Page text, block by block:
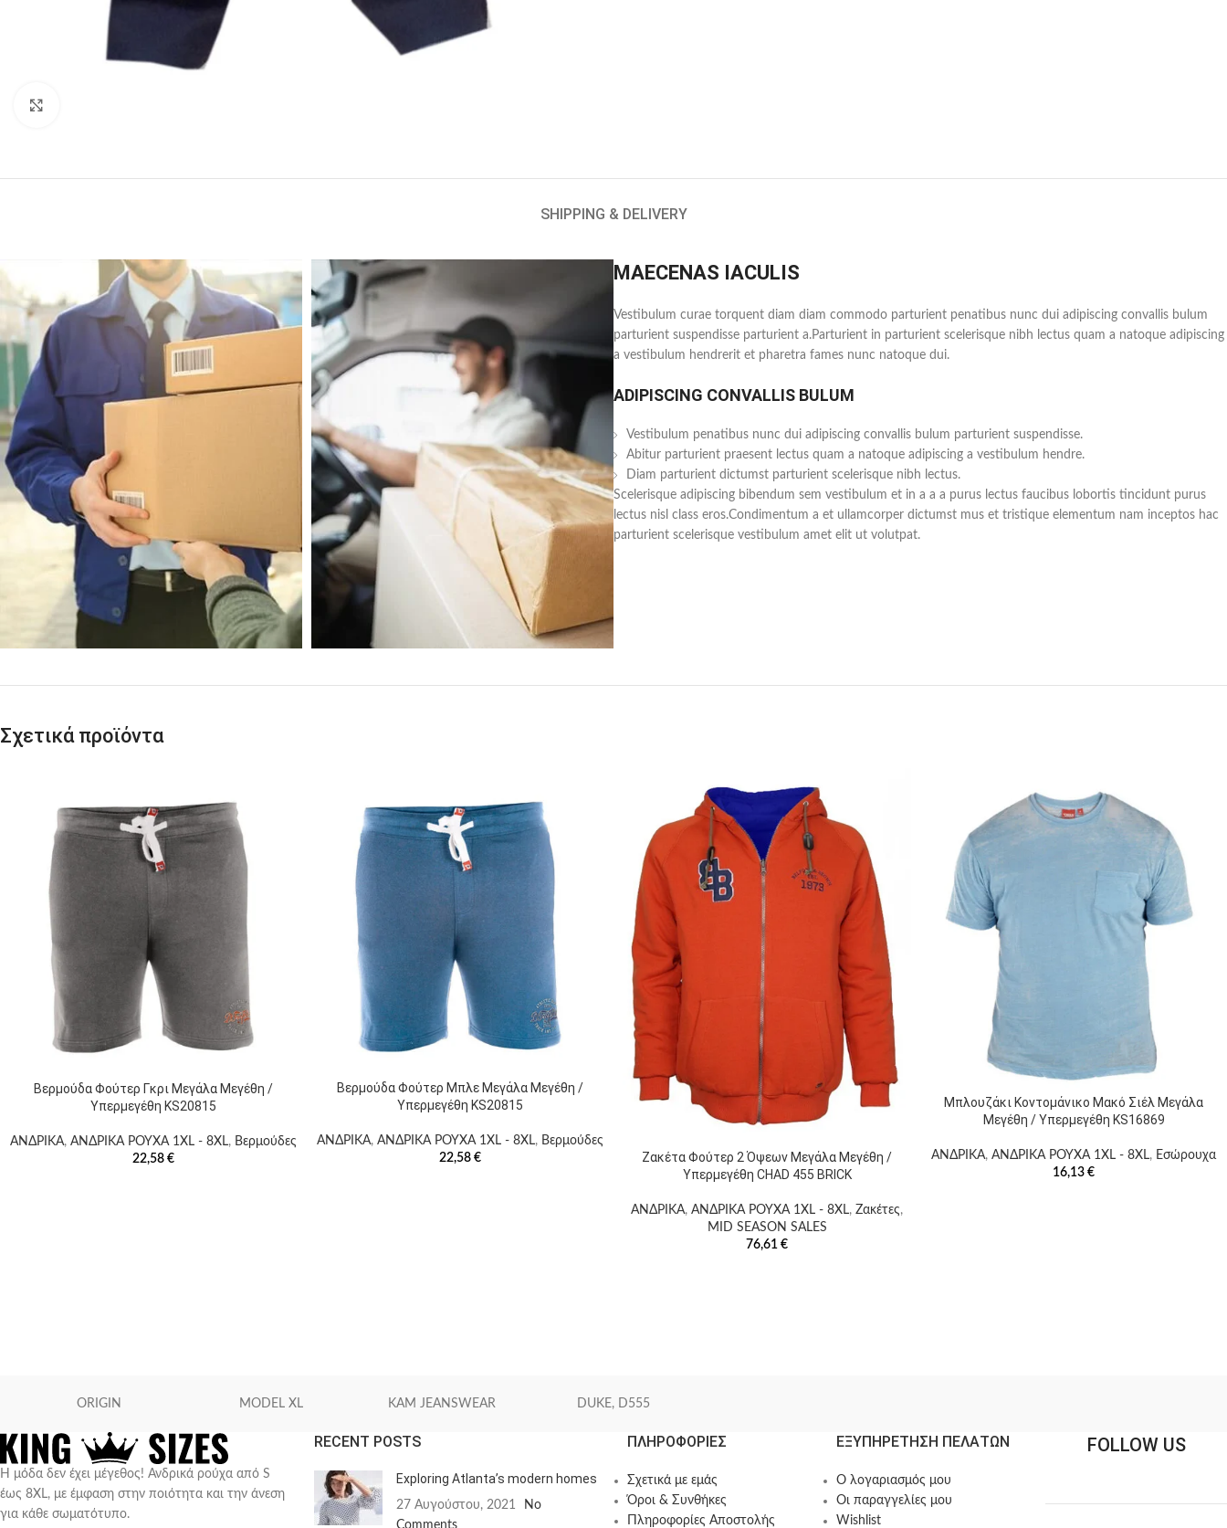
SHIPPING & DELIVERY
MAECENAS IACULIS
Vestibulum curae torquent diam diam commodo parturient penatibus nunc dui adipiscing convallis bulum
parturient suspendisse parturient a.Parturient in parturient scelerisque nibh lectus quam a natoque adipiscing
a vestibulum hendrerit et pharetra fames nunc natoque dui.
ADIPISCING CONVALLIS BULUM
Vestibulum penatibus nunc dui adipiscing convallis bulum parturient suspendisse.
Abitur parturient praesent lectus quam a natoque adipiscing a vestibulum hendre.
Diam parturient dictumst parturient scelerisque nibh lectus.
Scelerisque adipiscing bibendum sem vestibulum et in a a a purus lectus faucibus lobortis tincidunt purus
lectus nisl class eros.Condimentum a et ullamcorper dictumst mus et tristique elementum nam inceptos hac
parturient scelerisque vestibulum amet elit ut volutpat.
Σχετικά προϊόντα
Βερμούδα Φούτερ Γκρι Μεγάλα Μεγέθη /
Υπερμεγέθη KS20815
ΑΝΔΡΙΚΑ, ΑΝΔΡΙΚΑ ΡΟΥΧΑ 1XL - 8XL, Βερμούδες
22,58 €
Βερμούδα Φούτερ Μπλε Μεγάλα Μεγέθη /
Υπερμεγέθη KS20815
ΑΝΔΡΙΚΑ, ΑΝΔΡΙΚΑ ΡΟΥΧΑ 1XL - 8XL, Βερμούδες
22,58 €
Ζακέτα Φούτερ 2 Όψεων Μεγάλα Μεγέθη /
Υπερμεγέθη CHAD 455 BRICK
ΑΝΔΡΙΚΑ, ΑΝΔΡΙΚΑ ΡΟΥΧΑ 1XL - 8XL, Ζακέτες,
MID SEASON SALES
76,61 €
Μπλουζάκι Κοντομάνικο Μακό Σιέλ Μεγάλα
Μεγέθη / Υπερμεγέθη KS16869
ΑΝΔΡΙΚΑ, ΑΝΔΡΙΚΑ ΡΟΥΧΑ 1XL - 8XL, Εσώρουχα
16,13 €
ORIGIN MODEL XL KAM JEANSWEAR DUKE, D555
Η μόδα δεν έχει μέγεθος! Ανδρικά ρούχα από S
έως 8XL, με έμφαση στην ποιότητα και την άνεση
για κάθε σωματότυπο.
RECENT POSTS
Exploring Atlanta’s modern homes
27 Αυγούστου, 2021
No
Comments
ΠΛΗΡΟΦΟΡΙΕΣ
Σχετικά με εμάς
Όροι & Συνθήκες
Πληροφορίες Αποστολής
ΕΞΥΠΗΡΕΤΗΣΗ ΠΕΛΑΤΩΝ
Ο λογαριασμός μου
Οι παραγγελίες μου
Wishlist
FOLLOW US